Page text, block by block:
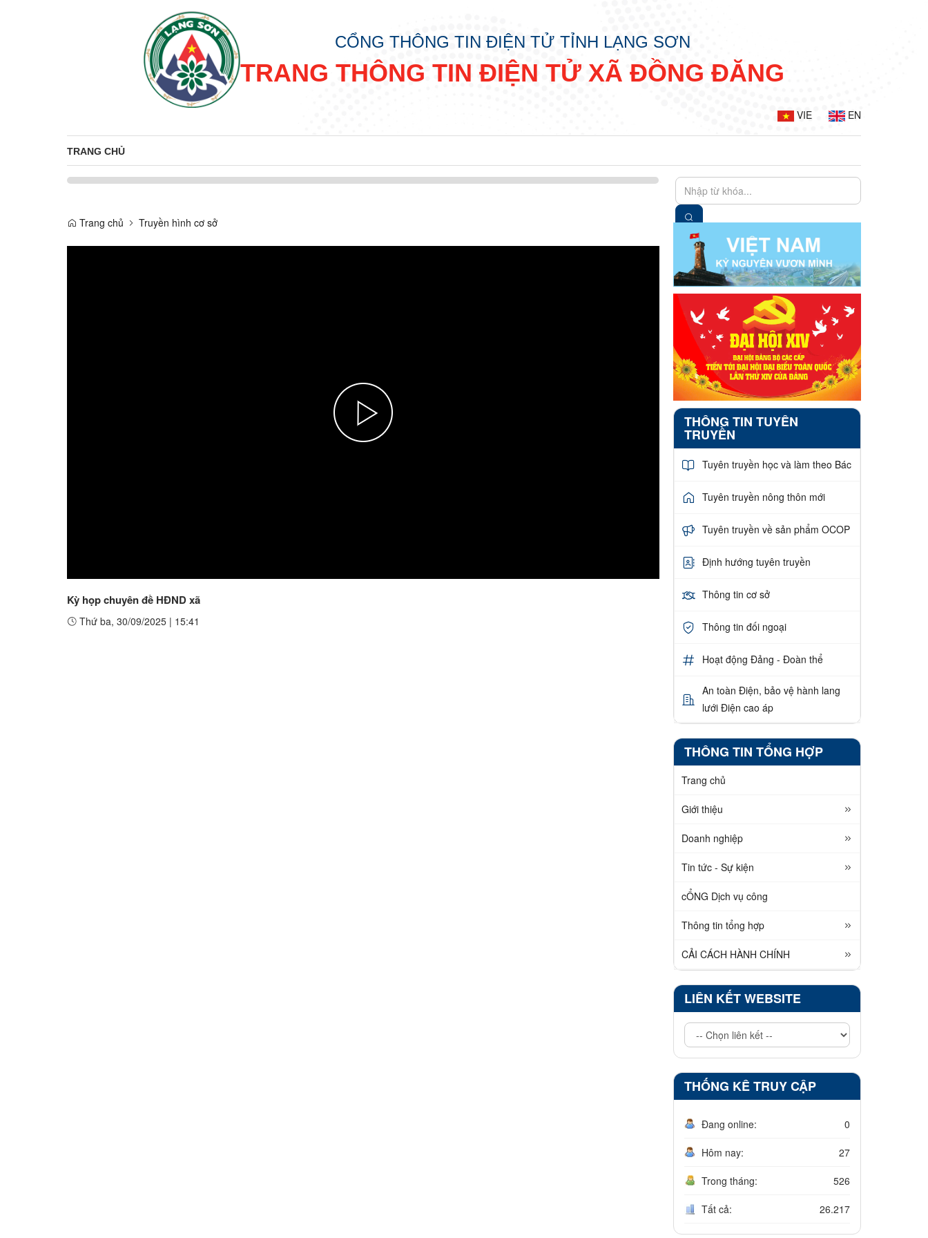
CỔNG THÔNG TIN ĐIỆN TỬ TỈNH LẠNG SƠN
TRANG THÔNG TIN ĐIỆN TỬ XÃ ĐỒNG ĐĂNG
VIE EN
TRANG CHỦ
Trang chủ Truyền hình cơ sở
Play
Kỳ họp chuyên đề HĐND xã
Thứ ba, 30/09/2025 | 15:41
THÔNG TIN TUYÊN
TRUYỀN
Tuyên truyền học và làm theo Bác
Tuyên truyền nông thôn mới
Tuyên truyền về sản phẩm OCOP
Định hướng tuyên truyền
Thông tin cơ sở
Thông tin đối ngoại
Hoạt động Đảng - Đoàn thể
An toàn Điện, bảo vệ hành lang
lưới Điện cao áp
THÔNG TIN TỔNG HỢP
Trang chủ
Giới thiệu
Doanh nghiệp
Tin tức - Sự kiện
cỔNG Dịch vụ công
Thông tin tổng hợp
CẢI CÁCH HÀNH CHÍNH
LIÊN KẾT WEBSITE
THỐNG KÊ TRUY CẬP
Đang online: 0
Hôm nay: 27
Trong tháng: 526
Tất cả: 26.217